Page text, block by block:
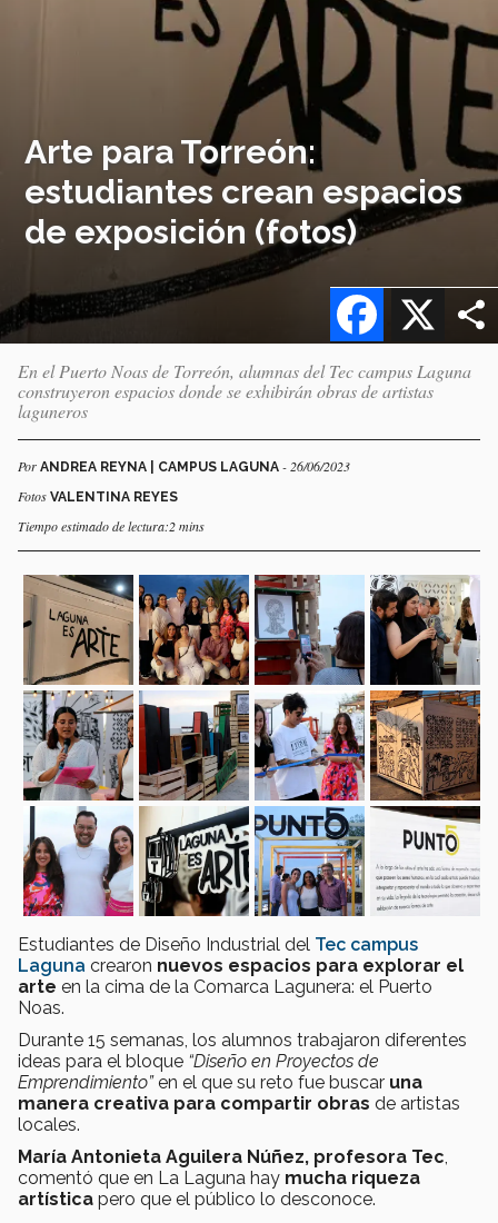
Arte para Torreón:
estudiantes crean espacios
de exposición (fotos)
X
Facebook
En el Puerto Noas de Torreón, alumnas del Tec campus Laguna
construyeron espacios donde se exhibirán obras de artistas
laguneros
Por ANDREA REYNA | CAMPUS LAGUNA - 26/06/2023
Fotos VALENTINA REYES
Tiempo estimado de lectura:2 mins
Estudiantes de Diseño Industrial del Tec campus
Laguna crearon nuevos espacios para explorar el
arte en la cima de la Comarca Lagunera: el Puerto
Noas.
Durante 15 semanas, los alumnos trabajaron diferentes
ideas para el bloque “Diseño en Proyectos de
Emprendimiento”en el que su reto fue buscar una
manera creativa para compartir obras de artistas
locales.
María Antonieta Aguilera Núñez, profesora Tec
comentó que en La Laguna hay mucha riqueza
artística pero que el público lo desconoce.